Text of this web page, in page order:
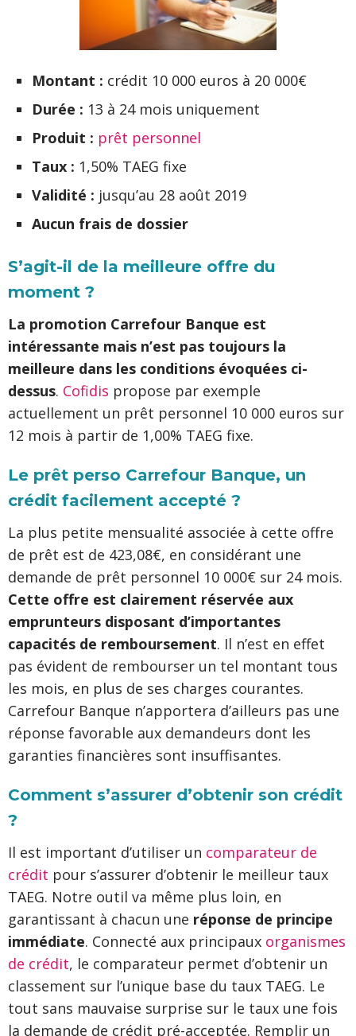
Montant : crédit 10 000 euros à 20 000€
Durée : 13 à 24 mois uniquement
Produit : prêt personnel
Taux : 1,50% TAEG fixe
Validité : jusqu’au 28 août 2019
Aucun frais de dossier
S’agit-il de la meilleure offre du
moment ?
La promotion Carrefour Banque est
intéressante mais n’est pas toujours la
meilleure dans les conditions évoquées ci-
dessus. Cofidis propose par exemple
actuellement un prêt personnel 10 000 euros sur
12 mois à partir de 1,00% TAEG fixe.
Le prêt perso Carrefour Banque, un
crédit facilement accepté ?
La plus petite mensualité associée à cette offre
de prêt est de 423,08€, en considérant une
demande de prêt personnel 10 000€ sur 24 mois.
Cette offre est clairement réservée aux
emprunteurs disposant d’importantes
capacités de remboursement. Il n’est en effet
pas évident de rembourser un tel montant tous
les mois, en plus de ses charges courantes.
Carrefour Banque n’apportera d’ailleurs pas une
réponse favorable aux demandeurs dont les
garanties financières sont insuffisantes.
Comment s’assurer d’obtenir son crédit
?
Il est important d’utiliser un comparateur de
crédit pour s’assurer d’obtenir le meilleur taux
TAEG. Notre outil va même plus loin, en
garantissant à chacun une réponse de principe
immédiate. Connecté aux principaux organismes
de crédit, le comparateur permet d’obtenir un
classement sur l’unique base du taux TAEG. Le
tout sans mauvaise surprise sur le taux une fois
la demande de crédit pré-acceptée. Remplir un